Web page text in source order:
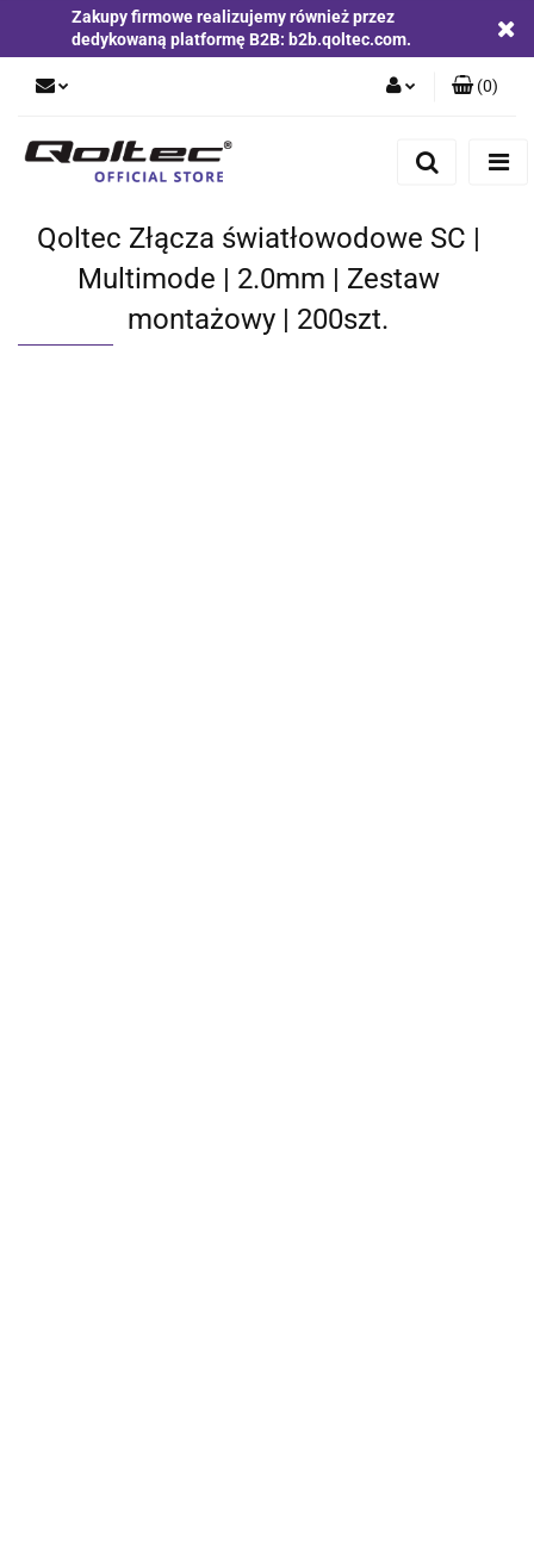
Zakupy firmowe realizujemy również przez
dedykowaną platformę B2B: b2b.qoltec.com.
Zgody cookies
(0)
Qoltec Złącza światłowodowe SC |
Multimode | 2.0mm | Zestaw
montażowy | 200szt.